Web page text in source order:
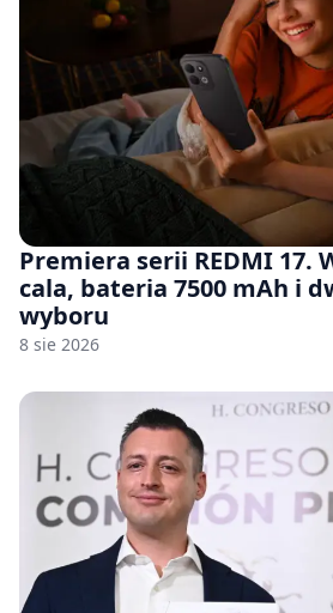
Premiera serii REDMI 17.
cala, bateria 7500 mAh i
wyboru
8 sie 2026